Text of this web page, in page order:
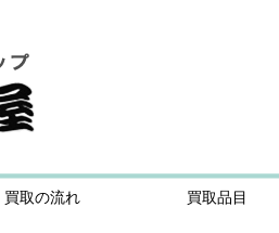
買取の流れ 買取品目